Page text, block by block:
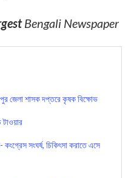
Bengali Newspaper
জেলা শাসক দপ্তরে কৃষক বিক্ষোভ
সংঘর্ষ, চিকিৎসা করাতে এসে